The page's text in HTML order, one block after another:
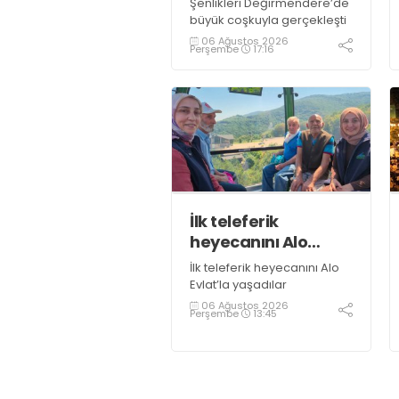
büyük coşkuyla gerçekleşti
06 Ağustos 2026
Perşembe 17:16
İlk teleferik
heyecanını Alo
Evlat’la yaşadılar
İlk teleferik heyecanını Alo
Evlat’la yaşadılar
06 Ağustos 2026
Perşembe 13:45